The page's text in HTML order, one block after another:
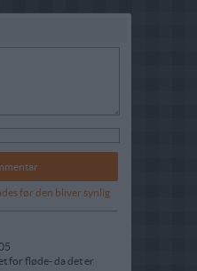
før den bliver synlig
for fløde- da det er